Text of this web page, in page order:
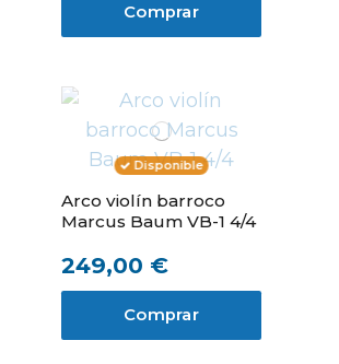
Comprar
Disponible
Arco violín barroco
Marcus Baum VB-1 4/4
249,00 €
Comprar